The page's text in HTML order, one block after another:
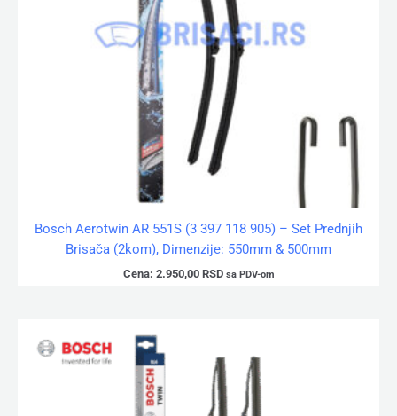
Bosch Aerotwin AR 551S (3 397 118 905) – Set Prednjih
Brisača (2kom), Dimenzije: 550mm & 500mm
Cena: 2.950,00 RSD sa PDV-om